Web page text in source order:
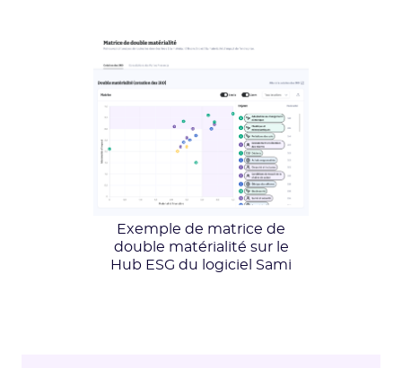
Exemple de matrice de
double matérialité sur le
Hub ESG du logiciel Sami